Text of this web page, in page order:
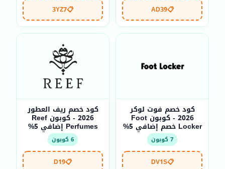
📋
AD39
📋
3YZ7
كود خصم فوت لوكر
2026 - كوبون Foot
Locker خصم إضافي 5%
7 كوبون
📋
DV1S
كود خصم ريف العطور
2026 - كوبون Reef
Perfumes إضافي 5%
6 كوبون
📋
D19